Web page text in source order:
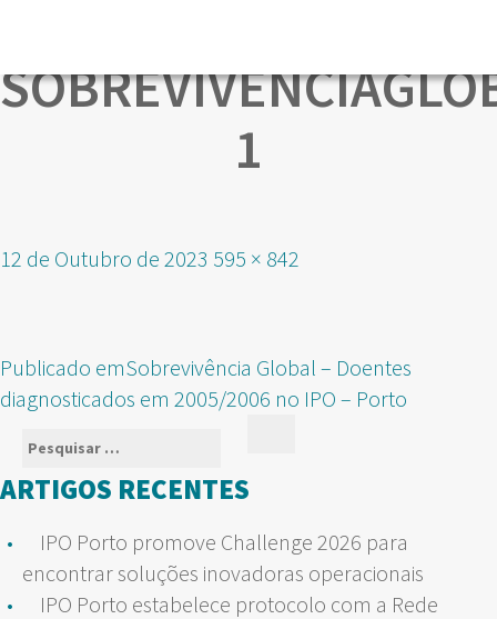
1
Publicado
12 de Outubro de 2023 Tamanho
595 × 842
NAVEGAÇÃO
DE
ARTIGOS
Publicado emSobrevivência Global – Doentes
diagnosticados em 2005/2006 no IPO – Porto
Pesquisar
por:
ARTIGOS RECENTES
IPO Porto promove Challenge 2026 para
encontrar soluções inovadoras operacionais
IPO Porto estabelece protocolo com a Rede